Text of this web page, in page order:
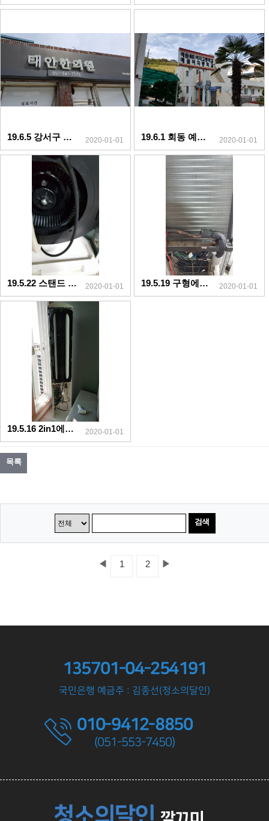
19.6.5 강서구 태안한의원 2020-01-01 19.6.1 회동 예원고등학교 2020-01-01
19.5.22 스탠드 서면상가 2020-01-01 19.5.19 구형에어컨 양정동 2020-01-01
19.5.16 2in1에어컨 연산9동 2020-01-01
목록
검색
◀ 1 2 ▶
135701-04-254191
국민은행 예금주 : 김종선(청소의달인)
010-9412-8850
(051-553-7450)